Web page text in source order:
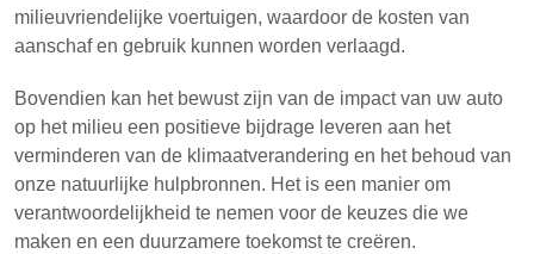
milieuvriendelijke voertuigen, waardoor de kosten van
aanschaf en gebruik kunnen worden verlaagd.
Bovendien kan het bewust zijn van de impact van uw auto
op het milieu een positieve bijdrage leveren aan het
verminderen van de klimaatverandering en het behoud van
onze natuurlijke hulpbronnen. Het is een manier om
verantwoordelijkheid te nemen voor de keuzes die we
maken en een duurzamere toekomst te creëren.